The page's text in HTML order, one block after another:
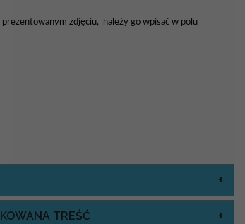
zdjęciu, należy go wpisać w polu
TREŚĆ